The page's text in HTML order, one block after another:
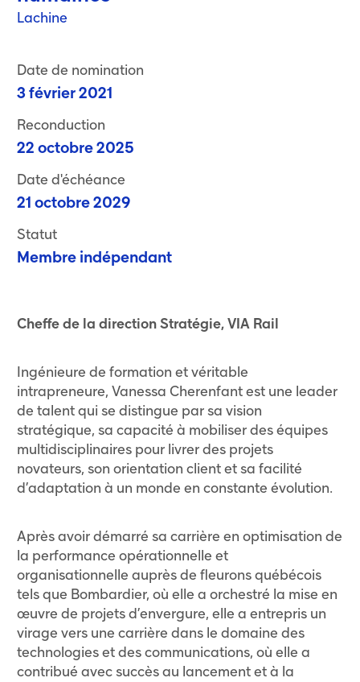
Lachine
Date de nomination
3 février 2021
Reconduction
22 octobre 2025
Date d'échéance
21 octobre 2029
Statut
Membre indépendant
Cheffe de la direction Stratégie, VIA Rail
Ingénieure de formation et véritable
intrapreneure, Vanessa Cherenfant est une leader
de talent qui se distingue par sa vision
stratégique, sa capacité à mobiliser des équipes
multidisciplinaires pour livrer des projets
novateurs, son orientation client et sa facilité
d’adaptation à un monde en constante évolution.
Après avoir démarré sa carrière en optimisation de
la performance opérationnelle et
organisationnelle auprès de fleurons québécois
tels que Bombardier, où elle a orchestré la mise en
œuvre de projets d’envergure, elle a entrepris un
virage vers une carrière dans le domaine des
technologies et des communications, où elle a
contribué avec succès au lancement et à la